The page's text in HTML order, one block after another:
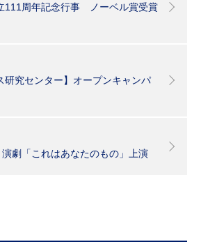
111周年記念行事 ノーベル賞受賞
研究センター】オープンキャンパ
劇「これはあなたのもの」上演